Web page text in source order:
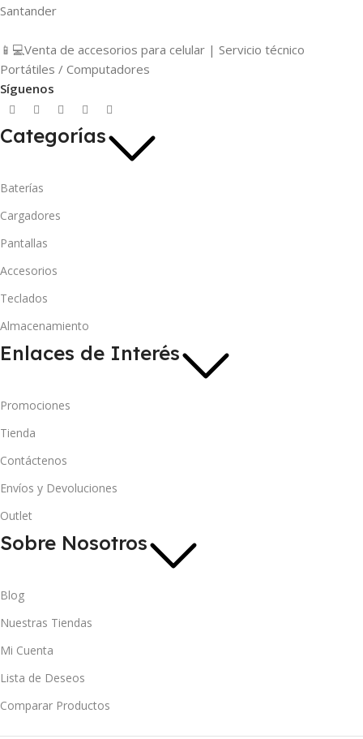
Santander
📱💻Venta de accesorios para celular | Servicio técnico
Portátiles / Computadores
Síguenos
Categorías
Baterías
Cargadores
Pantallas
Accesorios
Teclados
Almacenamiento
Enlaces de Interés
Promociones
Tienda
Contáctenos
Envíos y Devoluciones
Outlet
Sobre Nosotros
Blog
Nuestras Tiendas
Mi Cuenta
Lista de Deseos
Comparar Productos